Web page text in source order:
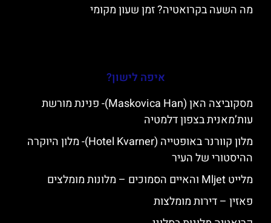
מה השעה בקרואטיה? זמן שעון מקומי
איפה לישון?
מסקוביצה האן (Maskovica Han)- פנינת מורשת
עות’מאנית בצפון דלמטיה
מלון קוורנר באופטייה (Hotel Kvarner)- מלון היוקרה
ההיסטורי של העיר
מלייט Mljet והאיים הסמוכים – מלונות מומלצים
פאזין – דירות מומלצות